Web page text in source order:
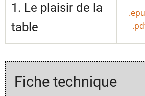
1. Le plaisir de la
table
Fiche technique